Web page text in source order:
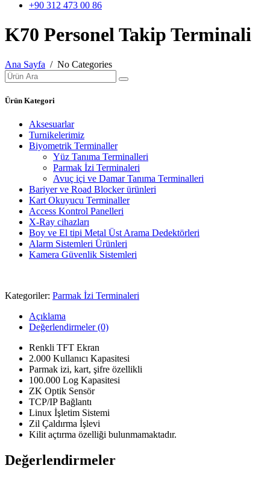
+90 312 473 00 86
K70 Personel Takip Terminali
Ana Sayfa / No Categories
Ürün Kategori
Aksesuarlar
Turnikelerimiz
Biyometrik Terminaller
Yüz Tanıma Terminalleri
Parmak İzi Terminaleri
Avuç içi ve Damar Tanıma Terminalleri
Bariyer ve Road Blocker ürünleri
Kart Okuyucu Terminaller
Access Kontrol Panelleri
X-Ray cihazları
Boy ve El tipi Metal Üst Arama Dedektörleri
Alarm Sistemleri Ürünleri
Kamera Güvenlik Sistemleri
Kategoriler: Parmak İzi Terminaleri
Açıklama
Değerlendirmeler (0)
Renkli TFT Ekran
2.000 Kullanıcı Kapasitesi
Parmak izi, kart, şifre özellikli
100.000 Log Kapasitesi
ZK Optik Sensör
TCP/IP Bağlantı
Linux İşletim Sistemi
Zil Çaldırma İşlevi
Kilit açtırma özelliği bulunmamaktadır.
Değerlendirmeler